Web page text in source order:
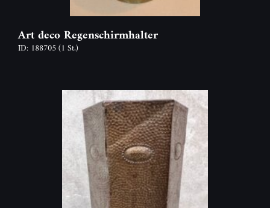
Art deco Regenschirmhalter
ID: 188705(1 St.)